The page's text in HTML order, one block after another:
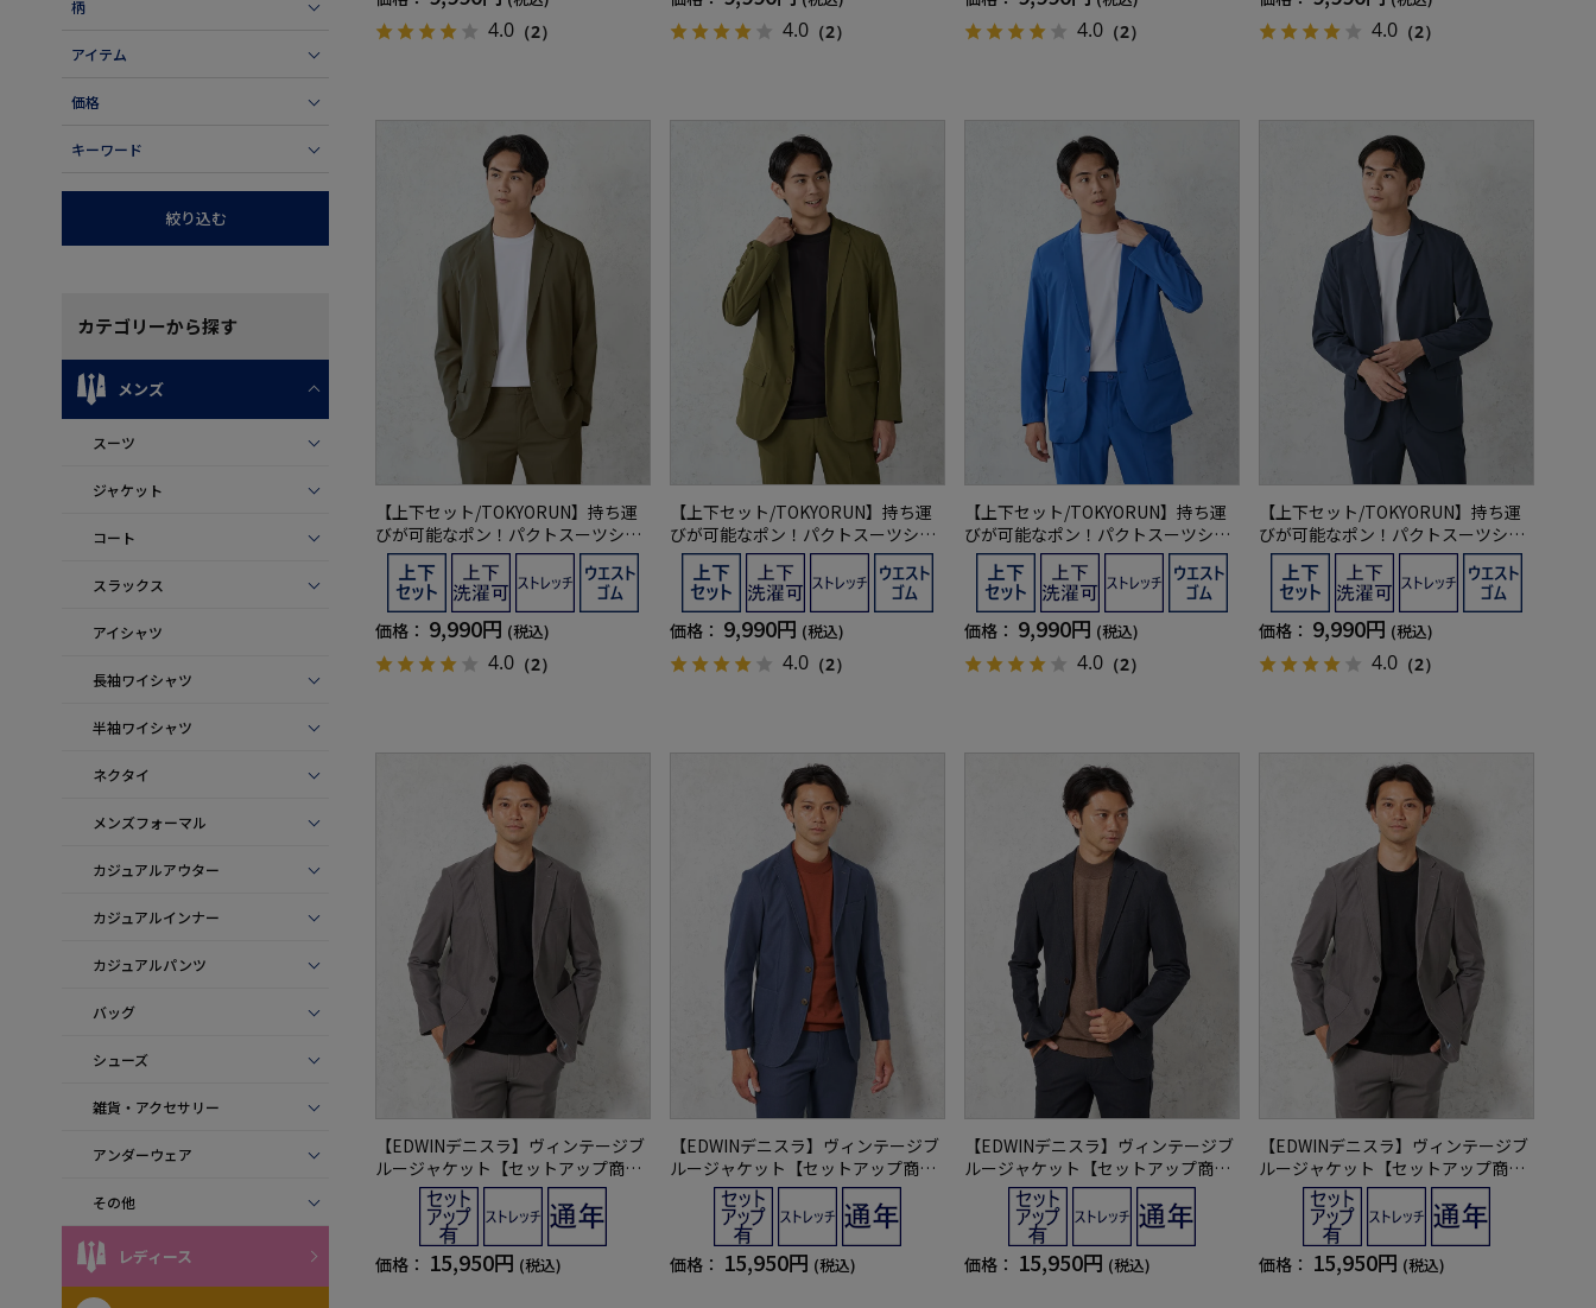
柄
アイテム
価格
キーワード
絞り込む
カテゴリーから探す
メンズ
スーツ
ジャケット
コート
スラックス
アイシャツ
長袖ワイシャツ
半袖ワイシャツ
ネクタイ
メンズフォーマル
カジュアルアウター
カジュアルインナー
カジュアルパンツ
バッグ
シューズ
雑貨・アクセサリー
アンダーウェア
その他
レディース
4.0 （2） 4.0 （2） 4.0 （2） 4.0 （2）
【上下セット/TOKYORUN】持ち運
びが可能なポン！パクトスーツシン
グルパッカブルセットアップ
価格： 9,990円 (税込)
4.0 （2）
【上下セット/TOKYORUN】持ち運
びが可能なポン！パクトスーツシン
グルパッカブルセットアップ
価格： 9,990円 (税込)
4.0 （2）
【上下セット/TOKYORUN】持ち運
びが可能なポン！パクトスーツシン
グルパッカブルセットアップ
価格： 9,990円 (税込)
4.0 （2）
【上下セット/TOKYORUN】持ち運
びが可能なポン！パクトスーツシン
グルパッカブルセットアップ
価格： 9,990円 (税込)
4.0 （2）
【EDWINデニスラ】ヴィンテージブ
ルージャケット【セットアップ商品
有】ストレッチ無地通年
価格： 15,950円 (税込)
【EDWINデニスラ】ヴィンテージブ
ルージャケット【セットアップ商品
有】ストレッチ無地通年
価格： 15,950円 (税込)
【EDWINデニスラ】ヴィンテージブ
ルージャケット【セットアップ商品
有】ストレッチ無地通年
価格： 15,950円 (税込)
【EDWINデニスラ】ヴィンテージブ
ルージャケット【セットアップ商品
有】ストレッチ無地通年
価格： 15,950円 (税込)